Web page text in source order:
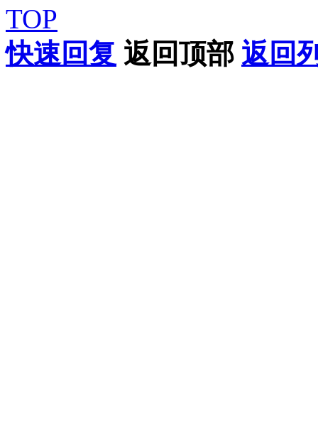
TOP
快速回复 返回顶部 返回